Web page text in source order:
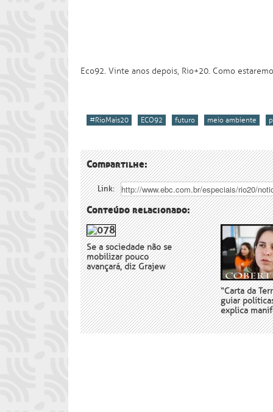
Eco92. Vinte anos depois, Rio+20. Como
#RioMais20 ECO92 futuro meio ambiente
Compartilhe:
Link:
Conteúdo relacionado:
Se a sociedade não se
mobilizar pouco
avançará, diz Grajew
“Carta da
guiar
explica